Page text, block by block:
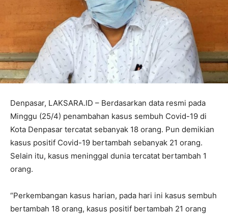
Denpasar, LAKSARA.ID – Berdasarkan data resmi pada
Minggu (25/4) penambahan kasus sembuh Covid-19 di
Kota Denpasar tercatat sebanyak 18 orang. Pun demikian
kasus positif Covid-19 bertambah sebanyak 21 orang.
Selain itu, kasus meninggal dunia tercatat bertambah 1
orang.
“Perkembangan kasus harian, pada hari ini kasus sembuh
bertambah 18 orang, kasus positif bertambah 21 orang